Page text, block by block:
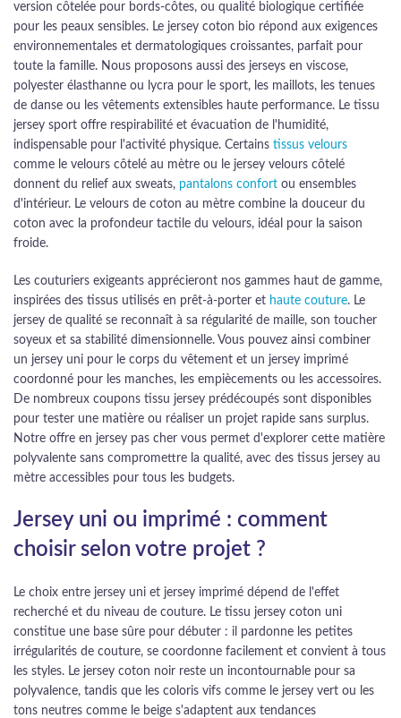
version côtelée pour bords-côtes, ou qualité biologique certifiée
pour les peaux sensibles. Le jersey coton bio répond aux exigences
environnementales et dermatologiques croissantes, parfait pour
toute la famille. Nous proposons aussi des jerseys en viscose,
polyester élasthanne ou lycra pour le sport, les maillots, les tenues
de danse ou les vêtements extensibles haute performance. Le tissu
jersey sport offre respirabilité et évacuation de l'humidité,
indispensable pour l'activité physique. Certains tissus velours
comme le velours côtelé au mètre ou le jersey velours côtelé
donnent du relief aux sweats, pantalons confort ou ensembles
d'intérieur. Le velours de coton au mètre combine la douceur du
coton avec la profondeur tactile du velours, idéal pour la saison
froide.
Les couturiers exigeants apprécieront nos gammes haut de gamme,
inspirées des tissus utilisés en prêt-à-porter et haute couture. Le
jersey de qualité se reconnaît à sa régularité de maille, son toucher
soyeux et sa stabilité dimensionnelle. Vous pouvez ainsi combiner
un jersey uni pour le corps du vêtement et un jersey imprimé
coordonné pour les manches, les empiècements ou les accessoires.
De nombreux coupons tissu jersey prédécoupés sont disponibles
pour tester une matière ou réaliser un projet rapide sans surplus.
Notre offre en jersey pas cher vous permet d'explorer cette matière
polyvalente sans compromettre la qualité, avec des tissus jersey au
mètre accessibles pour tous les budgets.
Jersey uni ou imprimé : comment
choisir selon votre projet ?
Le choix entre jersey uni et jersey imprimé dépend de l'effet
recherché et du niveau de couture. Le tissu jersey coton uni
constitue une base sûre pour débuter : il pardonne les petites
irrégularités de couture, se coordonne facilement et convient à tous
les styles. Le jersey coton noir reste un incontournable pour sa
polyvalence, tandis que les coloris vifs comme le jersey vert ou les
tons neutres comme le beige s'adaptent aux tendances